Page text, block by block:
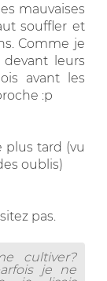
mauvaises
souffler et
Comme je
leurs
avant les
:p
plus tard (vu
oublis)
pas.
cultiver?
je ne